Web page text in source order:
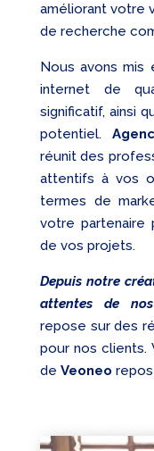
améliorant votre
de recherche
Nous avons mis
internet de
significatif, ainsi
potentiel.
réunit des
attentifs à vos
termes de
votre partenaire
de vos projets.
Depuis notre
attentes de nos
repose sur des
pour nos clients.
de Veoneo